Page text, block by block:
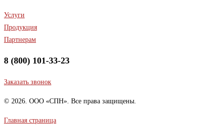
Услуги
Продукция
Партнерам
8 (800) 101-33-23
Заказать звонок
© 2026. ООО «СПН». Все права защищены.
Главная страница